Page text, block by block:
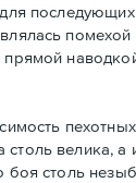
помехой
прямой
велика, а
боя столь